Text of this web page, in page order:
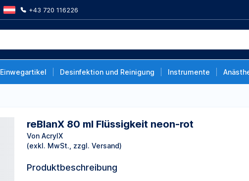
+43 720 116226
Einwegartikel Desinfektion und Reinigung Instrumente
reBlanX 80 ml Flüssigkeit neon-rot
Von AcrylX
(exkl. MwSt., zzgl. Versand)
Produktbeschreibung